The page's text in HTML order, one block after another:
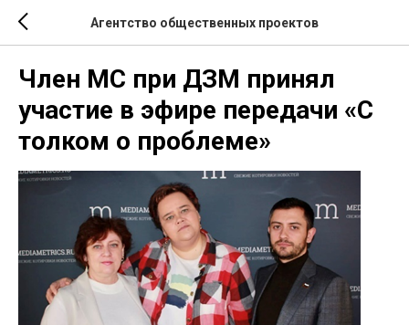
Агентство общественных проектов
Член МС при ДЗМ принял
участие в эфире передачи «С
толком о проблеме»